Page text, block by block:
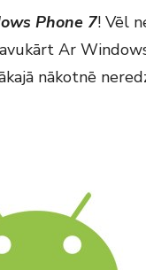
Phone 7! Vēl
Ar
nākotnē